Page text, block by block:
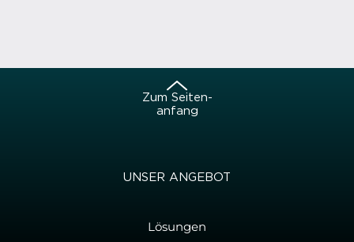
Zum Sei­ten­
an­fang
UNSER AN­GE­BOT
Lösungen